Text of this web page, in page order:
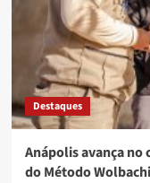
Destaques
Anápolis avança no
do Método